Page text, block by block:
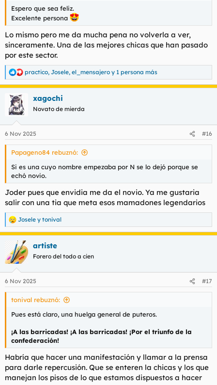
Espero que sea feliz.
Excelente persona
Lo mismo pero me da mucha pena no volverla a ver,
sinceramente. Una de las mejores chicas que han pasado
por este sector.
R
e
a
c
c
i
e
s
practico, Josele, el_mensajero y 1 persona más
xagochi
Novato de mierda
6 Nov 2025 #16
Papageno84 rebuznó:
Si es una cuyo nombre empezaba por N se lo dejó porque se
echó novio.
Joder pues que envidia me da el novio. Ya me gustaria
salir con una tia que meta esos mamadones legendarios
R
e
a
c
i
e
s
Josele y tonival
artiste
Forero del todo a cien
6 Nov 2025 #17
tonival rebuznó:
Pues está claro, una huelga general de puteros.
¡A las barricadas! ¡A las barricadas! ¡Por el triunfo de la
confederación!
Habría que hacer una manifestación y llamar a la prensa
para darle repercusión. Que se enteren la chicas y los que
manejan los pisos de lo que estamos dispuestos a hacer